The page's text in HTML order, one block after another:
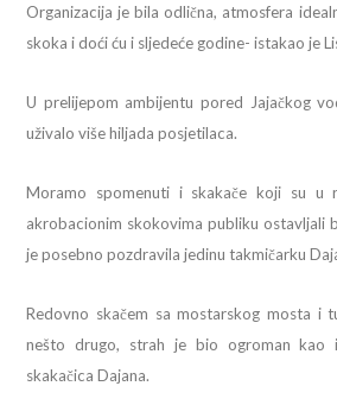
Organizacija je bila odlična, atmosfera
skoka i doći ću i sljedeće godine- istakao je
U prelijepom ambijentu pored Jajačkog
uživalo više hiljada posjetilaca.
Moramo spomenuti i skakače koji su u
akrobacionim skokovima publiku ostavljali
je posebno pozdravila jedinu takmičarku
Redovno skačem sa mostarskog mosta i
nešto drugo, strah je bio ogroman kao
skakačica Dajana.